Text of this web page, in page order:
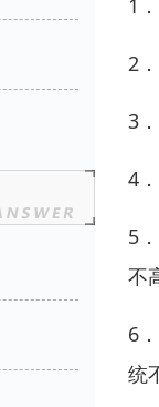
1
2
3
4
5
不
6
统